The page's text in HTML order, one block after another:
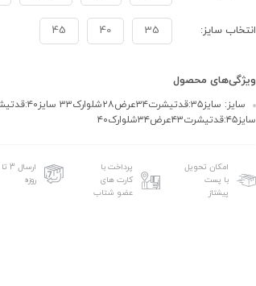
انتخاب سایز: 35
40
45
ویژگی‌های محصول
سایز۴۵:قدتیشرت۴۳عرض۳۴شلوارک۴۰
امکان تحویل
با پست
پیشتاز
پرداخت با
کارت های
عضو شتاب
روزه